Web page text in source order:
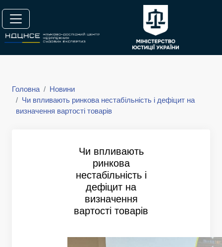
Головна
Новини
Чи впливають ринкова нестабільність і дефіцит на
визначення вартості товарів
Чи впливають
ринкова
нестабільність і
дефіцит на
визначення
вартості товарів